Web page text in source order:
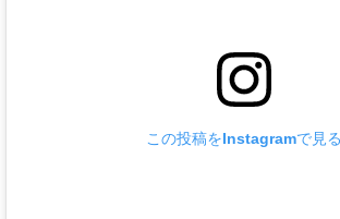
この投稿をInstagramで見る